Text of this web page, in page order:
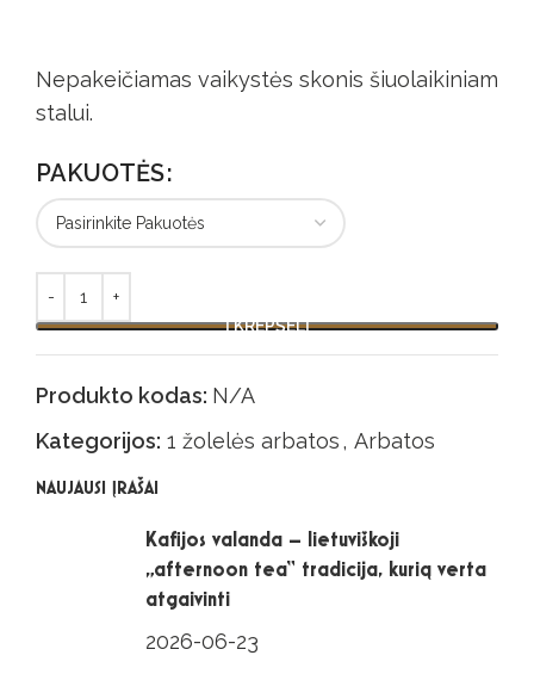
Nepakeičiamas vaikystės skonis šiuolaikiniam
stalui.
PAKUOTĖS
Į KREPŠELĮ
Alternative:
Produkto kodas: N/A
Kategorijos: 1 žolelės arbatos, Arbatos
NAUJAUSI ĮRAŠAI
Kafijos valanda – lietuviškoji
„afternoon tea“ tradicija, kurią verta
atgaivinti
2026-06-23